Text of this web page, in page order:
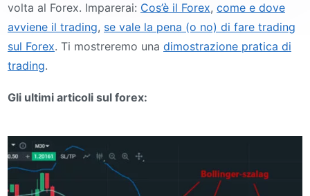
volta al Forex. Imparerai: Cos’è il Forex, come e dove
avviene il trading, se vale la pena (o no) di fare trading
sul Forex. Ti mostreremo una dimostrazione pratica di
trading.
Gli ultimi articoli sul forex: